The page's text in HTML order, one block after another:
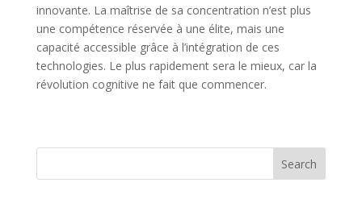
innovante. La maîtrise de sa concentration n’est plus
une compétence réservée à une élite, mais une
capacité accessible grâce à l’intégration de ces
technologies. Le plus rapidement sera le mieux, car la
révolution cognitive ne fait que commencer.
Search